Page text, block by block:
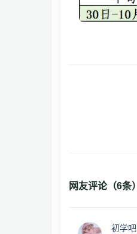
网友评论（6条）
初学吧